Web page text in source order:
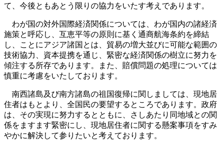
て、今後ともあとう限りの協力をいたす考えであります。
わが国の対外国際経済関係については、わが国内の諸経済
施策と呼応し、互恵平等の原則に基く通商航海条約を締結
し、ことにアジア諸国とは、貿易の増大並びに可能な範囲の
技術協力、資本提携を通じ、緊密な経済関係の樹立に努力を
傾注する所存であります。また、賠償問題の処理については
慎重に考慮をいたしております。
南西諸島及び南方諸島の祖国復帰に関しましては、現地居
住者はもとより、全国民の要望するところであります。政府
は、その実現に努力するとともに、さしあたり同地域との関
係をますます緊密にし、現地居住者に関する懸案事項をすみ
やかに解決して参りたいと考えております。